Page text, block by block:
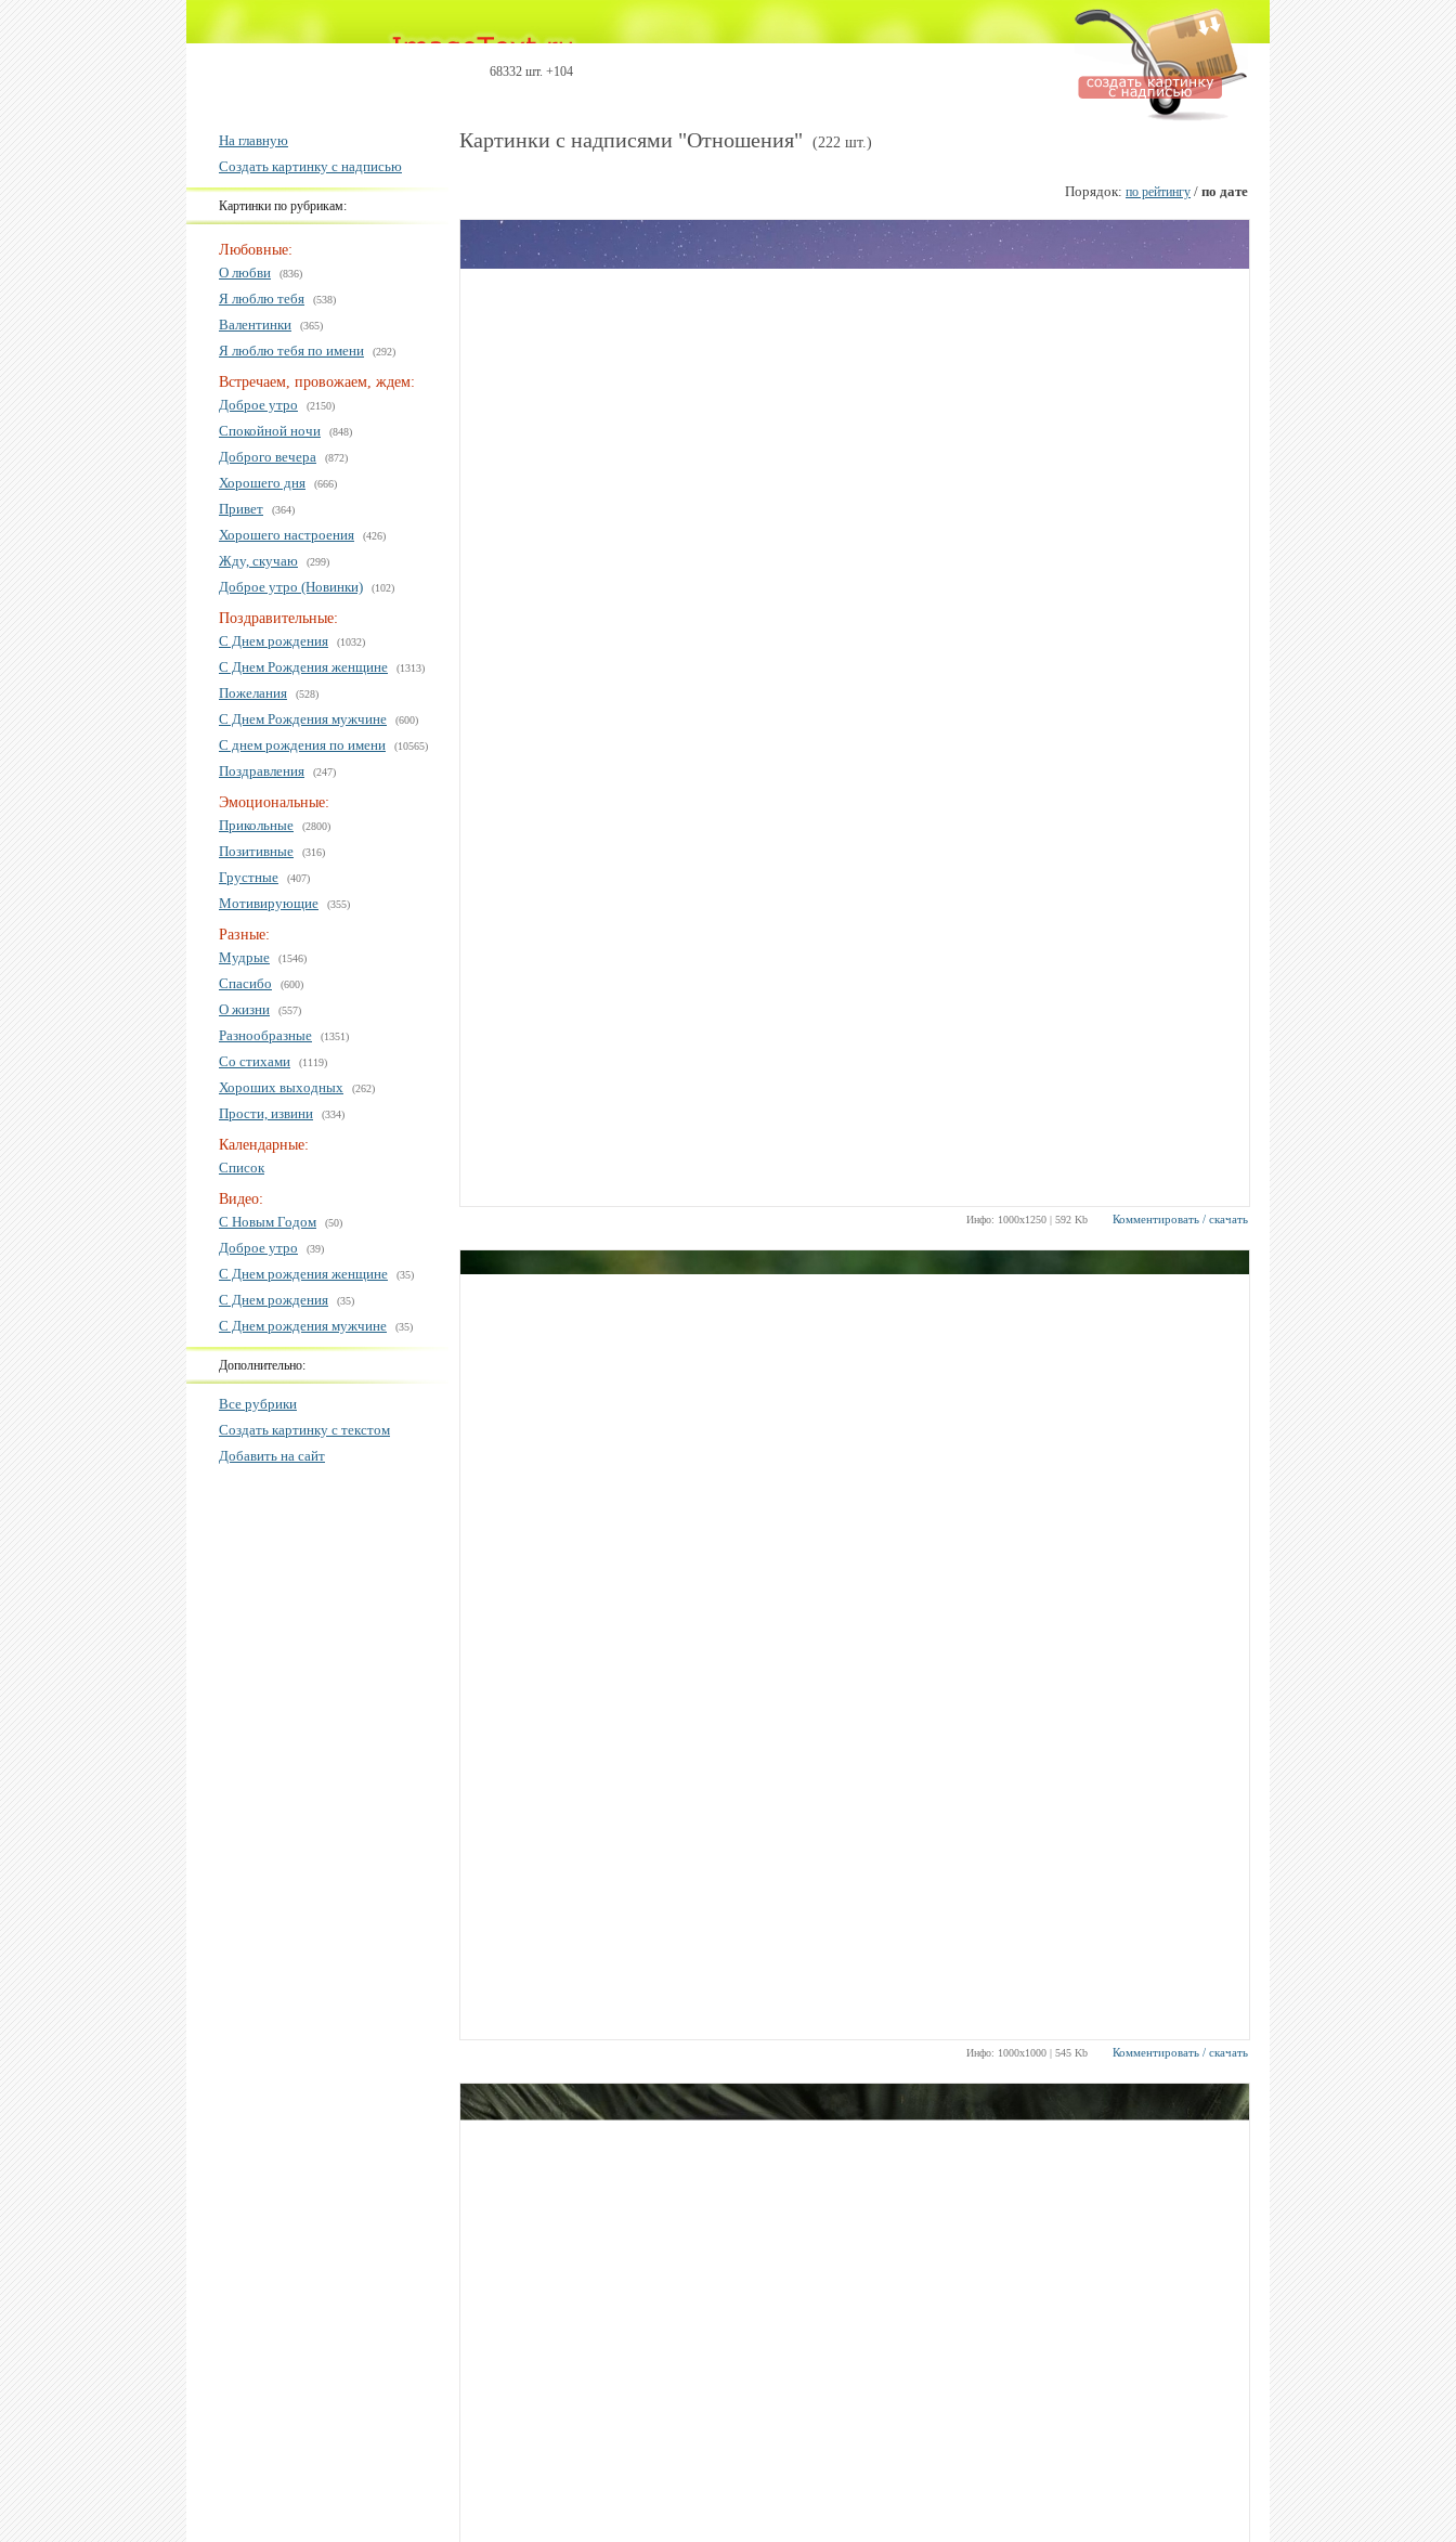
68332 шт. +104
На главную
Создать картинку с надписью
Картинки по рубрикам:
Любовные:
О любви
(836)
Я люблю тебя (538)
Валентинки (365)
Я люблю тебя по имени (292)
Встречаем, провожаем, ждем:
Доброе утро
(2150)
Спокойной ночи (848)
Доброго вечера (872)
Хорошего дня (666)
Привет (364)
Хорошего настроения (426)
Жду, скучаю (299)
Доброе утро (Новинки) (102)
Поздравительные:
С Днем рождения
(1032)
С Днем Рождения женщине (1313)
Пожелания (528)
С Днем Рождения мужчине (600)
С днем рождения по имени (10565)
Поздравления (247)
Эмоциональные:
Прикольные
(2800)
Позитивные (316)
Грустные (407)
Мотивирующие (355)
Разные:
Мудрые
(1546)
Спасибо (600)
О жизни (557)
Разнообразные (1351)
Со стихами (1119)
Хороших выходных (262)
Прости, извини (334)
Календарные:
Список
Видео:
С Новым Годом
(50)
Доброе утро (39)
С Днем рождения женщине (35)
С Днем рождения (35)
С Днем рождения мужчине (35)
Дополнительно:
Все рубрики
Создать картинку с текстом
Добавить на сайт
Картинки с надписями "Отношения" (222 шт.)
Порядок: по рейтингу / по дате
Инфо: 1000х1250 | 592 Kb Комментировать / скачать
Инфо: 1000х1000 | 545 Kb Комментировать / скачать